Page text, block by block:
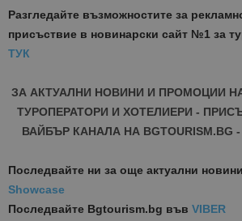
Разгледайте възможностите за
присъствие в новинарски сайт №1 за
ТУК
ЗА АКТУАЛНИ НОВИНИ И ПРОМОЦИИ
ТУРОПЕРАТОРИ И ХОТЕЛИЕРИ -
ВАЙБЪР КАНАЛА НА BGTOURISM.BG -
Последвайте ни за още актуални новини
Showcase
Последвайте Bgtourism.bg във VIBER